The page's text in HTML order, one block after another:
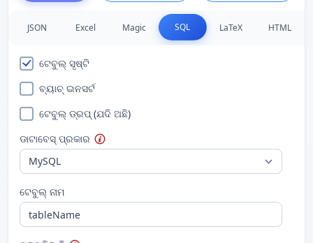
JSON Excel Magic SQL LaTeX HTML
ଟେବୁଲ୍ ସୃଷ୍ଟି
ବ୍ୟାଚ୍ ଇନସର୍ଟ
ଟେବୁଲ୍ ଡ୍ରପ୍ (ଯଦି ଅଛି)
ଡାଟାବେସ୍ ପ୍ରକାର
ଟେବୁଲ୍ ନାମ